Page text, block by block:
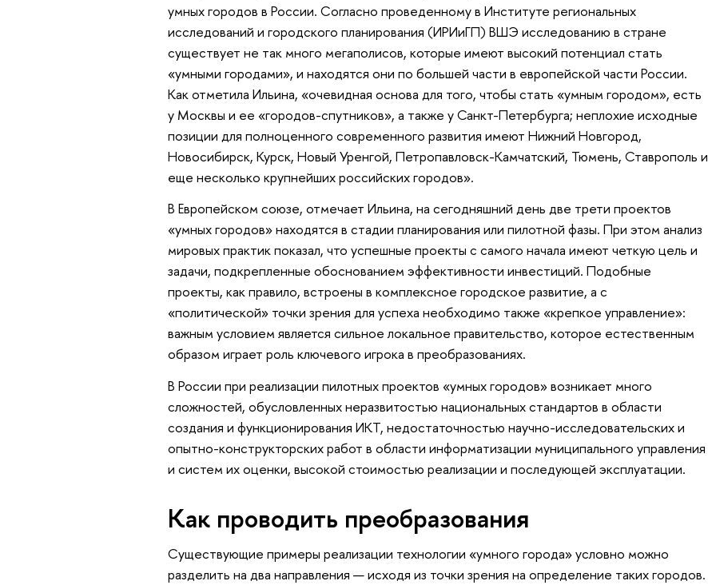
умных городов в России. Согласно проведенному в Институте региональных
исследований и городского планирования (ИРИиГП) ВШЭ исследованию в стране
существует не так много мегаполисов, которые имеют высокий потенциал стать
«умными городами», и находятся они по большей части в европейской части России.
Как отметила Ильина, «очевидная основа для того, чтобы стать «умным городом», есть
у Москвы и ее «городов-спутников», а также у Санкт-Петербурга; неплохие исходные
позиции для полноценного современного развития имеют Нижний Новгород,
Новосибирск, Курск, Новый Уренгой, Петропавловск-Камчатский, Тюмень, Ставрополь и
еще несколько крупнейших российских городов».
В Европейском союзе, отмечает Ильина, на сегодняшний день две трети проектов
«умных городов» находятся в стадии планирования или пилотной фазы. При этом анализ
мировых практик показал, что успешные проекты с самого начала имеют четкую цель и
задачи, подкрепленные обоснованием эффективности инвестиций. Подобные
проекты, как правило, встроены в комплексное городское развитие, а с
«политической» точки зрения для успеха необходимо также «крепкое управление»:
важным условием является сильное локальное правительство, которое естественным
образом играет роль ключевого игрока в преобразованиях.
В России при реализации пилотных проектов «умных городов» возникает много
сложностей, обусловленных неразвитостью национальных стандартов в области
создания и функционирования ИКТ, недостаточностью научно-исследовательских и
опытно-конструкторских работ в области информатизации муниципального управления
и систем их оценки, высокой стоимостью реализации и последующей эксплуатации.
Как проводить преобразования
Существующие примеры реализации технологии «умного города» условно можно
разделить на два направления — исходя из точки зрения на определение таких городов.